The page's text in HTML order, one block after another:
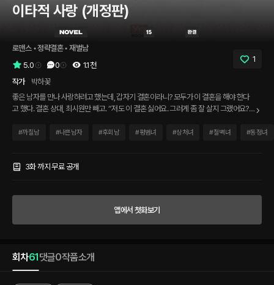
이타적 사랑 (개정판)
로맨스 • 정략결혼 • 재벌남
5.0
0 1.1천
1
작가
박하꽃
좋은 남자를 만나 사랑하려고 했는데, 갑자기 결혼이라니? 모두가 이 결혼을 해야 한다
고 했다. 결혼 상대, 최시원만 빼고. “저도 이 결혼 싫어요. 그러게 좀 잘 살지 그랬어요?”
명목하에 결혼을 받아들이고 만다. “이렇게 도발하면 오늘 끝을 봐야 해.” “꼭 끝을 봐야
작하는데. “……너 도대체 무슨 짓을 하고 다닌 거야?” “읏, 학습의 효과일 뿐이에요.”
#까칠남 #나쁜남자 #후회남 #평범녀 #상처녀 #철벽녀 #동정녀
3화 까지 무료 공개
앱에서 첫화보기
회차61 댓글0작품소개